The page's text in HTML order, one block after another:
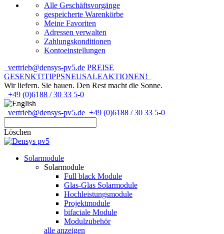
Alle Geschäftsvorgänge
gespeicherte Warenkörbe
Meine Favoriten
Adressen verwalten
Zahlungskonditionen
Kontoeinstellungen
vertrieb@densys-pv5.de PREISE
GESENKT!TIPPSNEUSALEAKTIONEN!
Wir liefern. Sie bauen. Den Rest macht die Sonne.
+49 (0)6188 / 30 33 5-0
vertrieb@densys-pv5.de +49 (0)6188 / 30 33 5-0
Löschen
Solarmodule
Solarmodule
Full black Module
Glas-Glas Solarmodule
Hochleistungsmodule
Projektmodule
bifaciale Module
Modulzubehör
alle anzeigen